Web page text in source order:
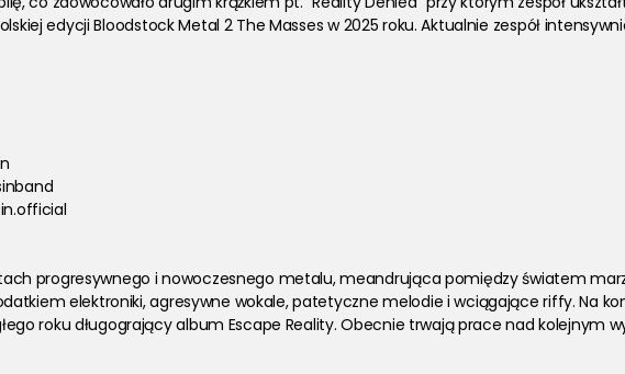
edycji Bloodstock Metal 2 The Masses w 2025 roku. Aktualnie zespół
progresywnego i nowoczesnego metalu, meandrująca pomiędzy światem
elektroniki, agresywne wokale, patetyczne melodie i wciągające riffy. Na
roku długogrający album Escape Reality. Obecnie trwają prace nad kolejnym